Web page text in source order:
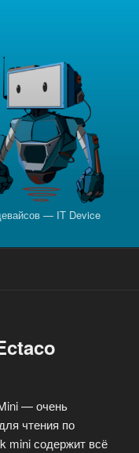
— IT Device
— очень
чтения по
mini содержит всё